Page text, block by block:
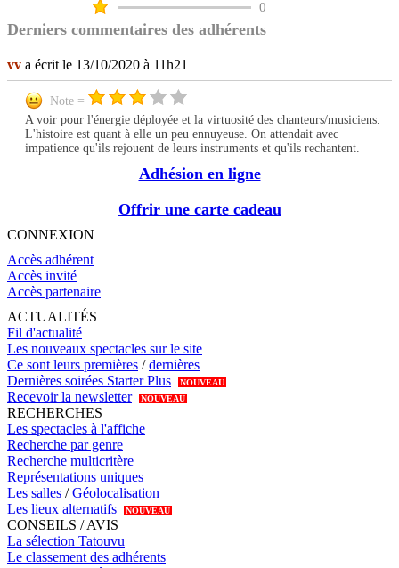
0
Derniers commentaires des adhérents
vv a écrit le 13/10/2020 à 11h21
Note =
A voir pour l'énergie déployée et la virtuosité des chanteurs/musiciens.
L'histoire est quant à elle un peu ennuyeuse. On attendait avec
impatience qu'ils rejouent de leurs instruments et qu'ils rechantent.
Adhésion en ligne
Offrir une carte cadeau
CONNEXION
Accès adhérent
Accès invité
Accès partenaire
ACTUALITÉS
Fil d'actualité
Les nouveaux spectacles sur le site
Ce sont leurs premières /dernières
Dernières soirées Starter Plus
NOUVEAU
Recevoir la newsletter NOUVEAU
RECHERCHES
Les spectacles à l'affiche
Recherche par genre
Recherche multicritère
Représentations uniques
Les salles /Géolocalisation
Les lieux alternatifs
NOUVEAU
CONSEILS / AVIS
La sélection Tatouvu
Le classement des adhérents